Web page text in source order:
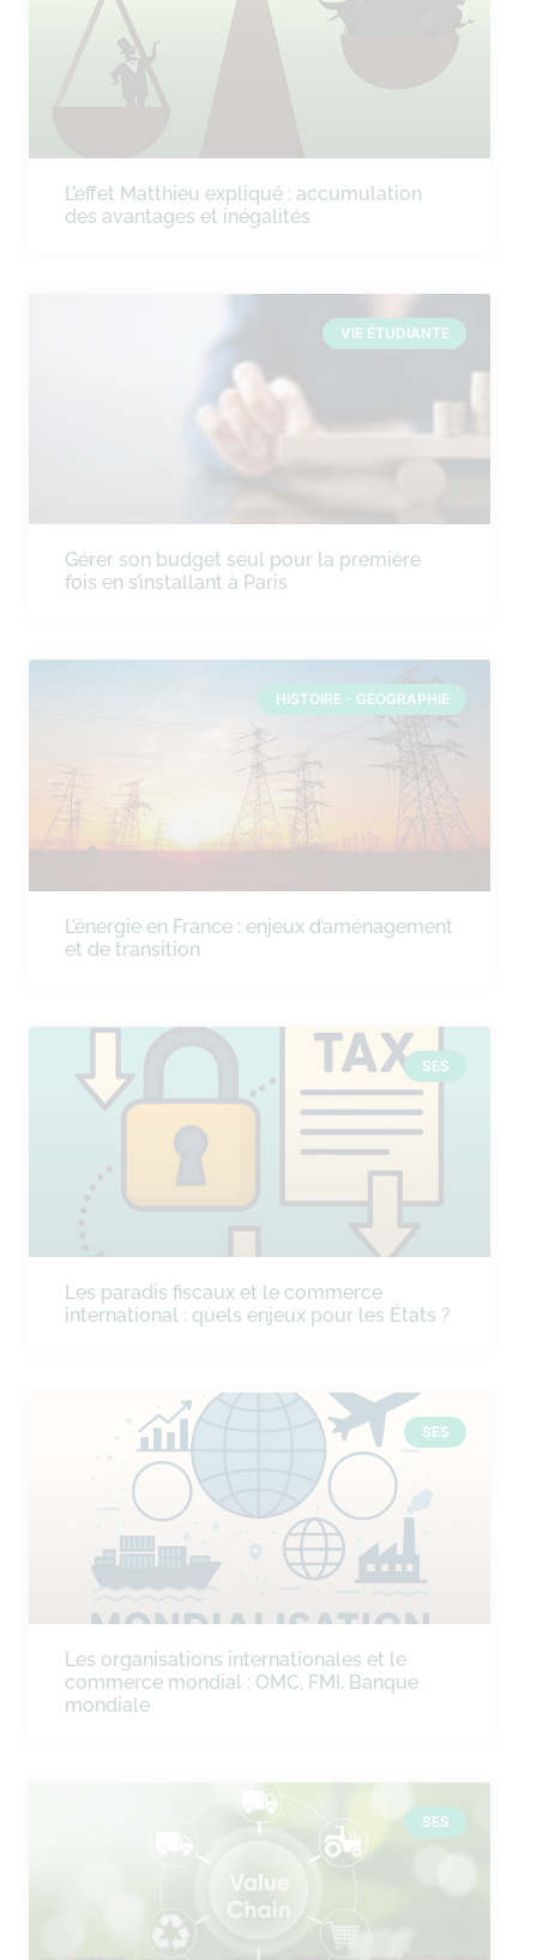
L’effet Matthieu expliqué : accumulation
des avantages et inégalités
VIE ÉTUDIANTE
Gérer son budget seul pour la première
fois en s’installant à Paris
HISTOIRE - GÉOGRAPHIE
L’énergie en France : enjeux d’aménagement
et de transition
SES
Les paradis fiscaux et le commerce
international : quels enjeux pour les États ?
SES
Les organisations internationales et le
commerce mondial : OMC, FMI, Banque
mondiale
SES